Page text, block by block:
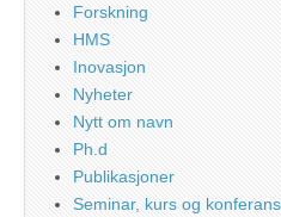
Forskning
HMS
Inovasjon
Nyheter
Nytt om navn
Ph.d
Publikasjoner
Seminar, kurs og